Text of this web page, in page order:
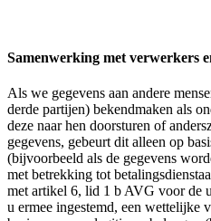
Samenwerking met verwerkers
Als we gegevens aan andere
derde partijen) bekendmaken als
deze naar hen doorsturen of
gegevens, gebeurt dit alleen op
(bijvoorbeeld als de gegevens
met betrekking tot
met artikel 6, lid 1 b AVG voor de
u ermee ingestemd, een